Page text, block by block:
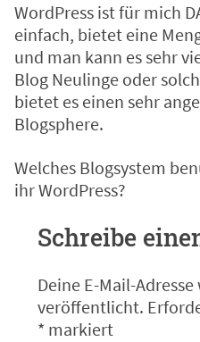
WordPress ist für mich
einfach, bietet eine
und man kann es sehr
Blog Neulinge oder
bietet es einen sehr
Blogsphere.
Welches Blogsystem
ihr WordPress?
Schreibe
Deine E-Mail-
veröffentlicht.
* markiert